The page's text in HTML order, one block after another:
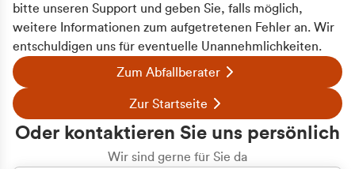
bitte unseren Support und geben Sie, falls möglich,
weitere Informationen zum aufgetretenen Fehler an. Wir
entschuldigen uns für eventuelle Unannehmlichkeiten.
Zum Abfallberater
Zur Startseite
Oder kontaktieren Sie uns persönlich
Wir sind gerne für Sie da